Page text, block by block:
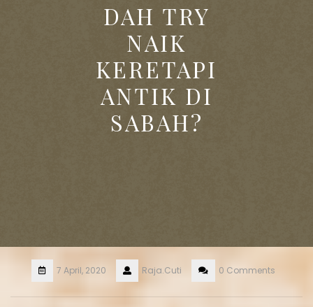
DAH TRY
NAIK
KERETAPI
ANTIK DI
SABAH?
7 April, 2020 Raja.Cuti 0 Comments